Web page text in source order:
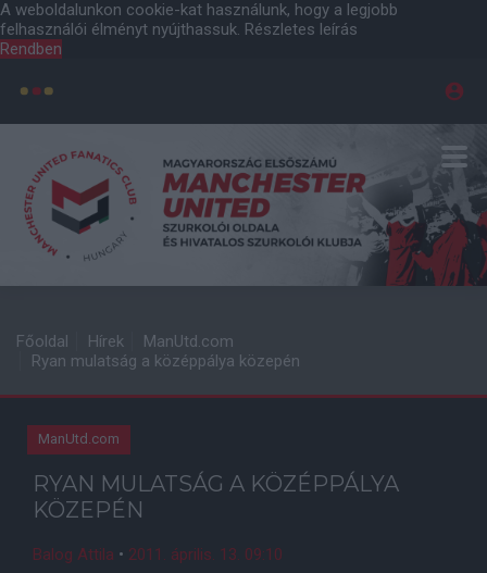
A weboldalunkon cookie-kat használunk, hogy a legjobb
felhasználói élményt nyújthassuk. Részletes leírás
Rendben
Főoldal Hírek
ManUtd.com
Ryan mulatság a középpálya közepén
ManUtd.com
RYAN MULATSÁG A KÖZÉPPÁLYA
KÖZEPÉN
Balog Attila • 2011. április. 13. 09:10